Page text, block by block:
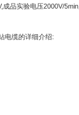
成品实验电压2000V/5min,
电缆的详细介绍: